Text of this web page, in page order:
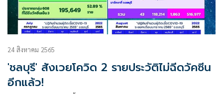
24 สิงหาคม 2565
'ชลบุรี' สังเวยโควิด 2 รายประวัติไม่ฉีดวัคซีน
อีกแล้ว!